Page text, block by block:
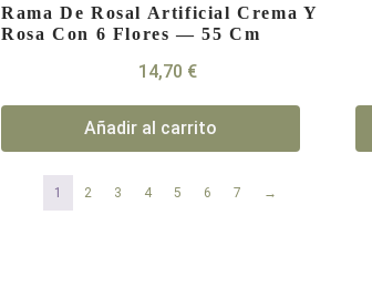
Rama De Rosal Artificial Crema Y
Rosa Con 6 Flores — 55 Cm
14,70 €
Añadir al carrito
1 2 3 4 5 6 7 →